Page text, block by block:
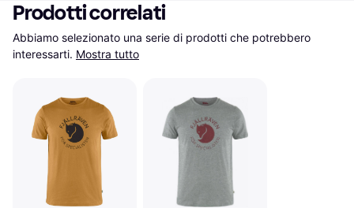
Prodotti correlati
Abbiamo selezionato una serie di prodotti che potrebbero
interessarti. Mostra tutto